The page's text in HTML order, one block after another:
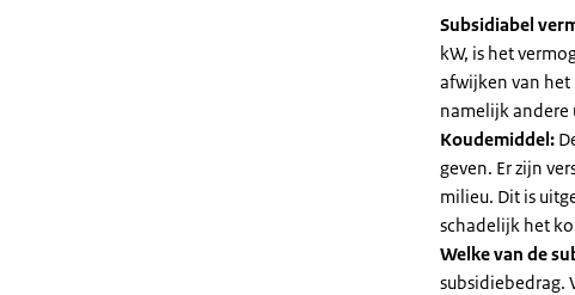
Subsidiabel
kW, is het
afwijken van
namelijk andere
Koudemiddel:
geven. Er zijn
milieu. Dit is
schadelijk het
Welke van de
subsidiebedrag.